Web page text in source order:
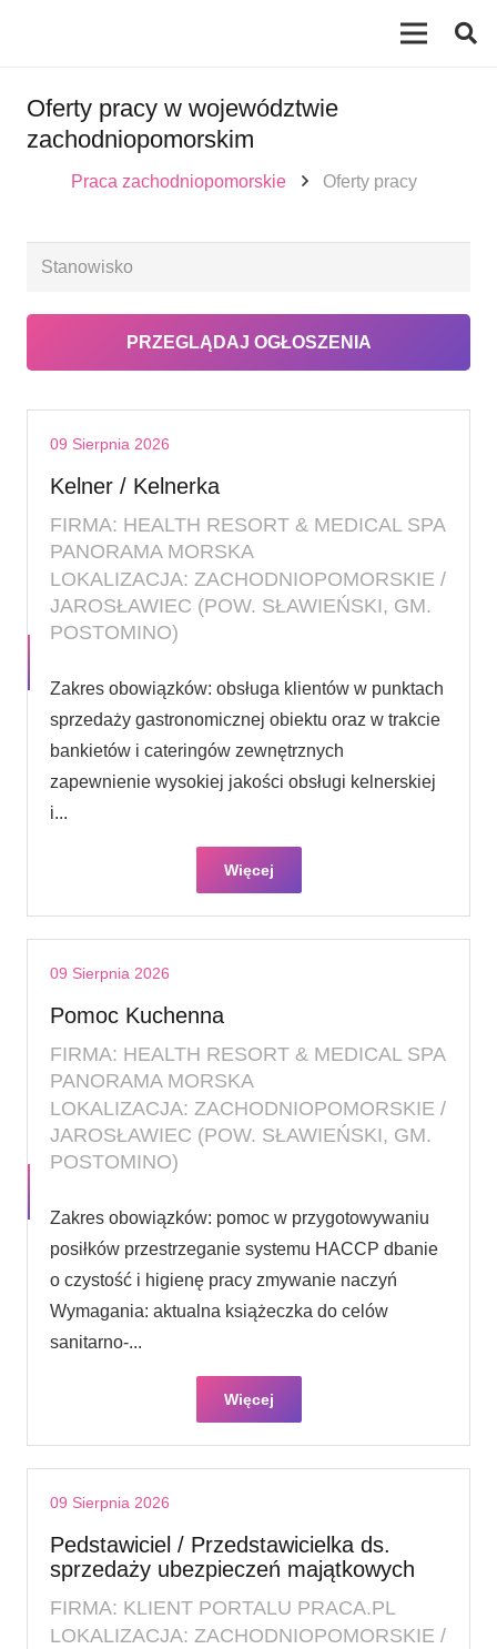
Oferty pracy w województwie
zachodniopomorskim
Praca zachodniopomorskie Oferty pracy
09 Sierpnia 2026
Kelner / Kelnerka
FIRMA: HEALTH RESORT & MEDICAL SPA
PANORAMA MORSKA
LOKALIZACJA: ZACHODNIOPOMORSKIE /
JAROSŁAWIEC (POW. SŁAWIEŃSKI, GM.
POSTOMINO)
Zakres obowiązków: obsługa klientów w punktach
sprzedaży gastronomicznej obiektu oraz w trakcie
bankietów i cateringów zewnętrznych
zapewnienie wysokiej jakości obsługi kelnerskiej
i...
Więcej
09 Sierpnia 2026
Pomoc Kuchenna
FIRMA: HEALTH RESORT & MEDICAL SPA
PANORAMA MORSKA
LOKALIZACJA: ZACHODNIOPOMORSKIE /
JAROSŁAWIEC (POW. SŁAWIEŃSKI, GM.
POSTOMINO)
Zakres obowiązków: pomoc w przygotowywaniu
posiłków przestrzeganie systemu HACCP dbanie
o czystość i higienę pracy zmywanie naczyń
Wymagania: aktualna książeczka do celów
sanitarno-...
Więcej
09 Sierpnia 2026
Pedstawiciel / Przedstawicielka ds.
sprzedaży ubezpieczeń majątkowych
FIRMA: KLIENT PORTALU PRACA.PL
LOKALIZACJA: ZACHODNIOPOMORSKIE /